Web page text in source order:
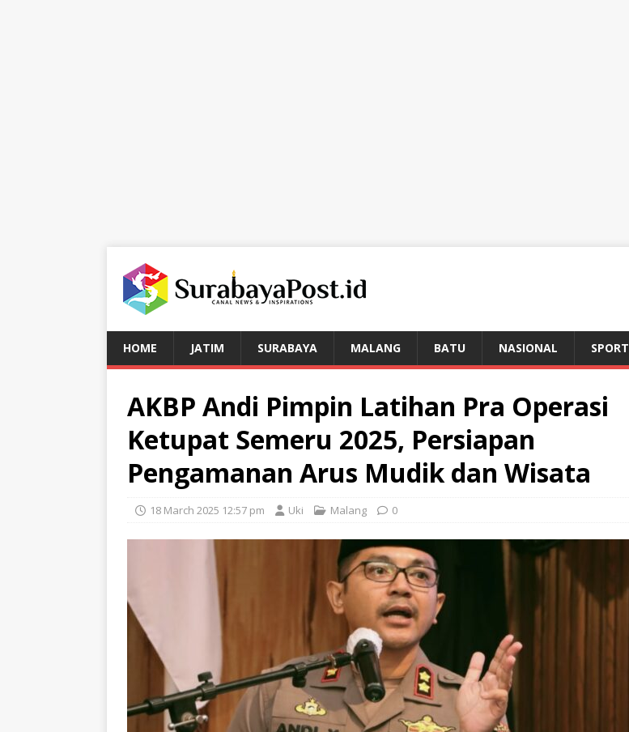
HOME JATIM SURABAYA MALANG BATU NASIONAL SPORT
AKBP Andi Pimpin Latihan Pra Operasi
Ketupat Semeru 2025, Persiapan
Pengamanan Arus Mudik dan Wisata
18 March 2025 12:57 pm Uki Malang 0